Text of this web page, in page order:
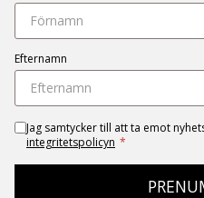
Efternamn
Jag samtycker till att ta emot
integritetspolicyn *